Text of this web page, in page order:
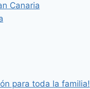
Canaria
para toda la familia!